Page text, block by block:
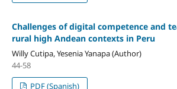
Challenges of digital competence and
rural high Andean contexts in Peru
Willy Cutipa, Yesenia Yanapa (Author)
44-58
PDF (Spanish)